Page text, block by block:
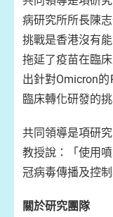
病研究所所長陳
挑戰是香港沒有
拖延了疫苗在臨
出針對Omicron
臨床轉化研發的挑
共同領導是項研
教授說：「使用
冠病毒傳播及控
關於研究團隊